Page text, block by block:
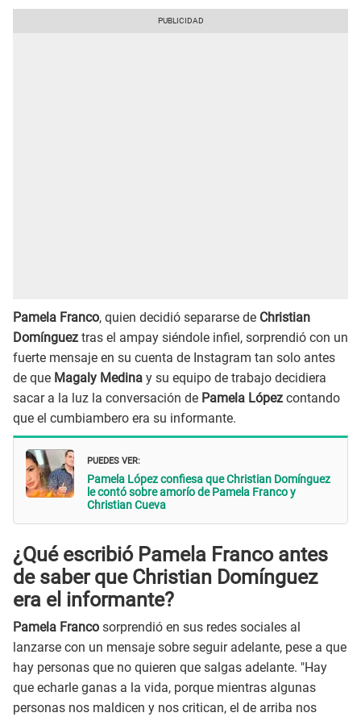
Pamela Franco, quien decidió separarse de Christian
Domínguez tras el ampay siéndole infiel, sorprendió con un
fuerte mensaje en su cuenta de Instagram tan solo antes
de que Magaly Medina y su equipo de trabajo decidiera
sacar a la luz la conversación de Pamela López contando
que el cumbiambero era su informante.
PUEDES VER:
Pamela López confiesa que Christian Domínguez
le contó sobre amorío de Pamela Franco y
Christian Cueva
¿Qué escribió Pamela Franco antes
de saber que Christian Domínguez
era el informante?
Pamela Franco sorprendió en sus redes sociales al
lanzarse con un mensaje sobre seguir adelante, pese a que
hay personas que no quieren que salgas adelante. "Hay
que echarle ganas a la vida, porque mientras algunas
personas nos maldicen y nos critican, el de arriba nos